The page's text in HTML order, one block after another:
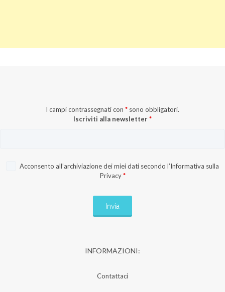
I campi contrassegnati con * sono obbligatori.
Iscriviti alla newsletter*
Acconsento all’archiviazione dei miei dati secondo l’Informativa sulla
Privacy *
INFORMAZIONI:
Contattaci